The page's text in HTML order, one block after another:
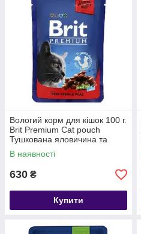
Вологий корм для кішок 100 г.
Brit Premium Cat pouch
Тушкована яловичина та
горошок 24 шт
В наявності
630 ₴
Купити